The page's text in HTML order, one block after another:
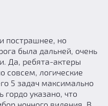
пострашнее, но
была дальней, очень
Да, ребята-актеры
совсем, логические
5 задач максимально
гордо указано, что